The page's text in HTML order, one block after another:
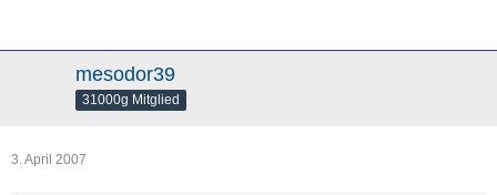
mesodor39
31000g Mitglied
3. April 2007